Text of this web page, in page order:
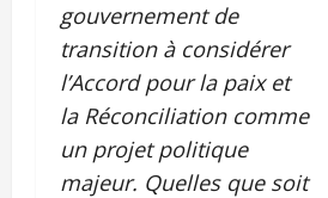
gouvernement de
transition à considérer
l’Accord pour la paix et
la Réconciliation comme
un projet politique
majeur. Quelles que soit